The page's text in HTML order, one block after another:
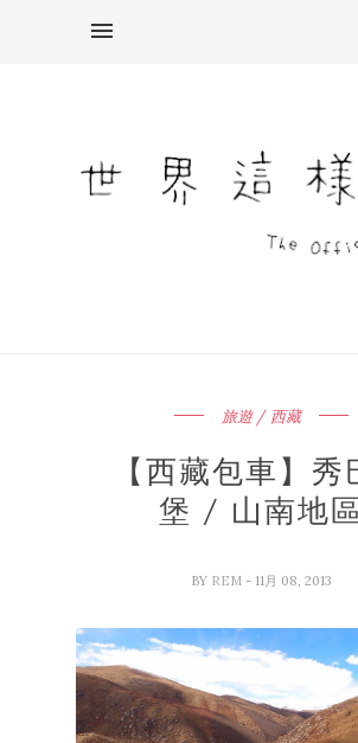
旅遊 / 西藏
【西藏包車】秀
堡 / 山南地
BY REM - 11月 08, 2013